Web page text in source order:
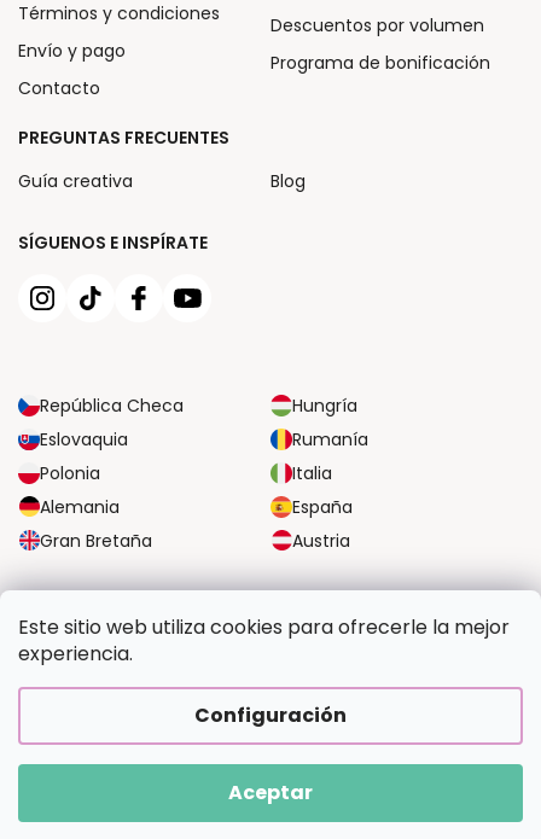
Este sitio web utiliza cookies para ofrecerle la mejor
experiencia.
Configuración
Aceptar
SÍGUENOS E INSPÍRATE
República Checa
Hungría
Eslovaquia
Rumanía
Polonia
Italia
Alemania
España
Gran Bretaña
Austria
Términos y condiciones
Envío y pago
Contacto
Descuentos por volumen
Programa de bonificación
PREGUNTAS FRECUENTES
Guía creativa
Blog
OPCIONES SEGURAS DE PAGO
Creado por Shoptet Premium|UpraviloFV STUDIO
Pintalotu.es. Todos los derechos reservados.